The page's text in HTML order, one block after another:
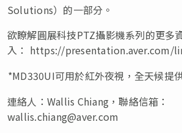
Solutions）的一部分。
欲瞭解圓展科技PTZ攝影機系列的更多
入： https://presentation.aver.com/
*MD330UI可用於紅外夜視，全天候提
連絡人：Wallis Chiang，聯絡信箱：
wallis.chiang@aver.com